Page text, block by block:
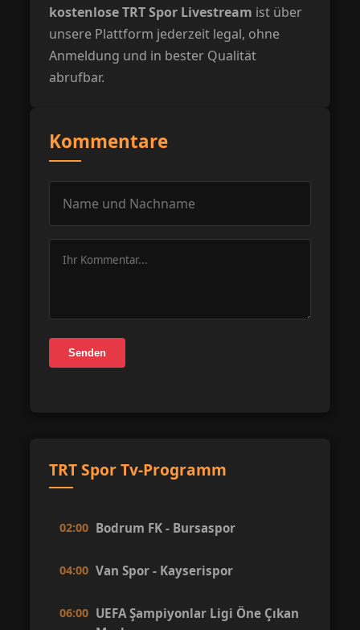
kostenlose TRT Spor Livestream ist über
unsere Plattform jederzeit legal, ohne
Anmeldung und in bester Qualität
abrufbar.
Kommentare
Senden
TRT Spor Tv-Programm
02:00 Bodrum FK - Bursaspor
04:00 Van Spor - Kayserispor
06:00 UEFA Şampiyonlar Ligi Öne Çıkan